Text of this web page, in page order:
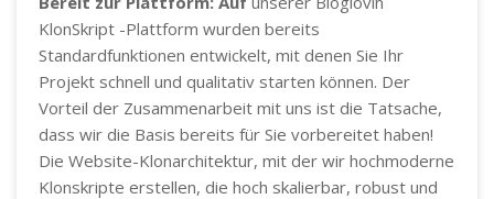
KlonSkript -Plattform wurden bereits
Standardfunktionen entwickelt, mit denen Sie Ihr
Projekt schnell und qualitativ starten können. Der
Vorteil der Zusammenarbeit mit uns ist die Tatsache,
dass wir die Basis bereits für Sie vorbereitet haben!
Die Website-Klonarchitektur, mit der wir hochmoderne
Klonskripte erstellen, die hoch skalierbar, robust und